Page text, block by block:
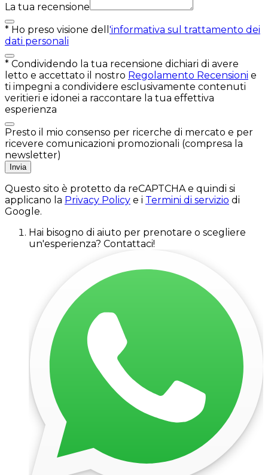
La tua recensione
* Ho preso visione dell 'informativa sul trattamento dei
dati personali
* Condividendo la tua recensione dichiari di avere
letto e accettato il nostro Regolamento Recensioni e
ti impegni a condividere esclusivamente contenuti
veritieri e idonei a raccontare la tua effettiva
esperienza
Presto il mio consenso per ricerche di mercato e per
ricevere comunicazioni promozionali (compresa la
newsletter)
Invia
Questo sito è protetto da reCAPTCHA e quindi si
applicano la Privacy Policy e i Termini di servizio di
Google.
Hai bisogno di aiuto per prenotare o scegliere
un'esperienza? Contattaci!